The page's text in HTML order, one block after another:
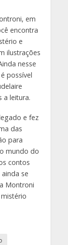
em
encontra
e
ilustrações
nesse
possível
a leitura.
e fez
das
para
mundo do
contos
se
Montroni